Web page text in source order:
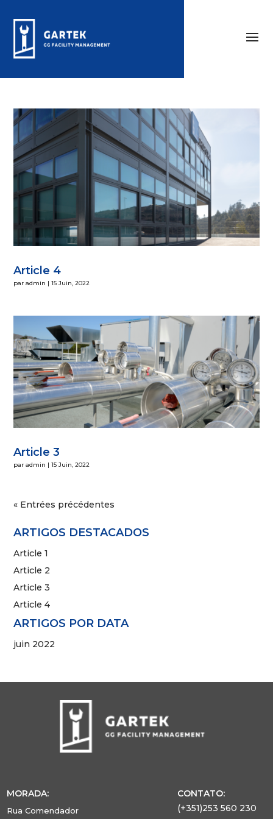
Article 4
paradmin |15 Juin, 2022
Article 3
paradmin |15 Juin, 2022
« Entrées précédentes
ARTIGOS DESTACADOS
Article 1
Article 2
Article 3
Article 4
ARTIGOS POR DATA
juin 2022
MORADA:
Rua Comendador
CONTATO:
(+351)253 560 230